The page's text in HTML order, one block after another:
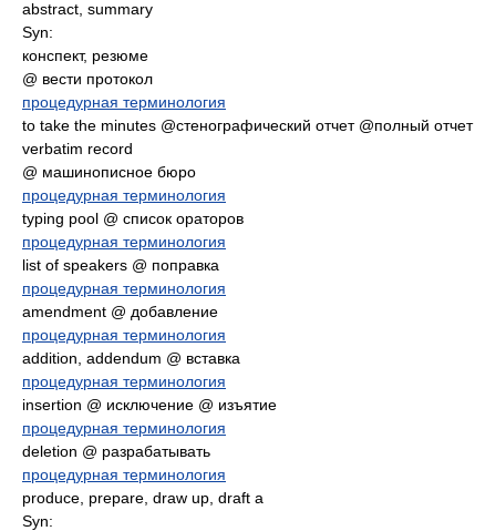
abstract, summary
Syn:
конспект, резюме
@ вести протокол
процедурная терминология
to take the minutes @стенографический отчет @полный отчет
verbatim record
@ машинописное бюро
процедурная терминология
typing pool @ список ораторов
процедурная терминология
list of speakers @ поправка
процедурная терминология
amendment @ добавление
процедурная терминология
addition, addendum @ вставка
процедурная терминология
insertion @ исключение @ изъятие
процедурная терминология
deletion @ разрабатывать
процедурная терминология
produce, prepare, draw up, draft a
Syn: